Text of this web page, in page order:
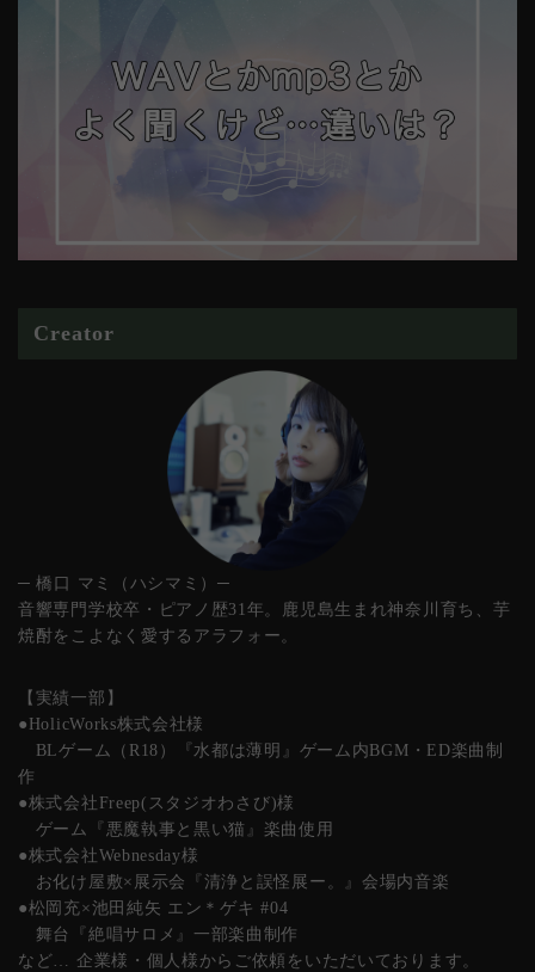
Creator
─ 橋口 マミ（ハシマミ）─
音響専門学校卒・ピアノ歴31年。鹿児島生まれ神奈川育ち、芋
焼酎をこよなく愛するアラフォー。
【実績一部】
●HolicWorks株式会社様
BLゲーム（R18）『水都は薄明』ゲーム内BGM・ED楽曲制
作
●株式会社Freep(スタジオわさび)様
ゲーム『悪魔執事と黒い猫』楽曲使用
●株式会社Webnesday様
お化け屋敷×展示会『清浄と誤怪展ー。』会場内音楽
●松岡充×池田純矢 エン＊ゲキ #04
舞台『絶唱サロメ』一部楽曲制作
など… 企業様・個人様からご依頼をいただいております。